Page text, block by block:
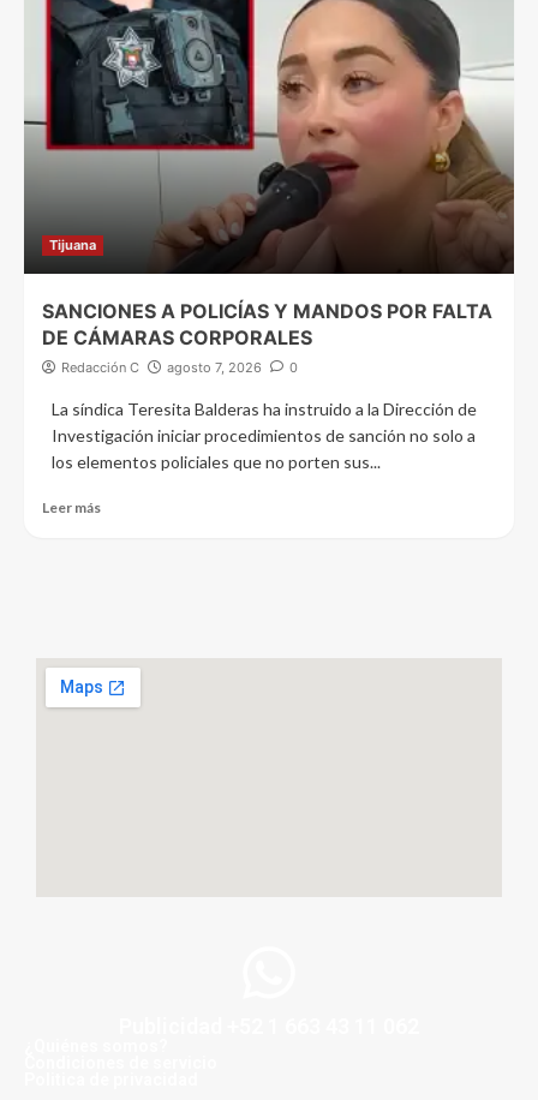
Tijuana
SANCIONES A POLICÍAS Y MANDOS POR FALTA
DE CÁMARAS CORPORALES
Redacción C agosto 7, 2026 0
La síndica Teresita Balderas ha instruido a la Dirección de
Investigación iniciar procedimientos de sanción no solo a
los elementos policiales que no porten sus...
Leer más